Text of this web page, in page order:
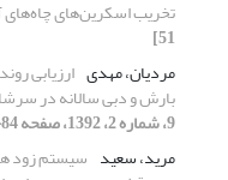
تخریب اسکرین‌‌های
51]
مردیان، مهدی ارزیابی
بارش و دبی سالانه در
9، شماره 2، 1392، صفحه 84-87]
مرید، سعید سیستم زود